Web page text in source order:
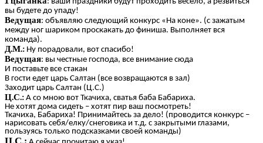
вы будете до упаду!
Ведущая: объявляю следующий конкурс «На коне». (с зажатым
между ног шариком проскакать до финиша. Выполняет вся
команда).
Д.М.: Ну порадовали, вот спасибо!
Ведущая: вы честные господа, все внимание сюда
И поставьте все стакан
В гости едет царь Салтан (все возвращаются в зал)
Заходит царь Салтан (Ц.С.)
Ц.С.: А со мною вот Ткачиха, сватья баба Бабариха.
Не хотят дома сидеть – хотят пир ваш посмотреть!
Ткачиха, Бабариха! Принимайтесь за дело! (проводится конкурс –
нарисовать себя/елку/снеговика и т.д. с закрытыми глазами,
пользуясь только подсказками своей команды)